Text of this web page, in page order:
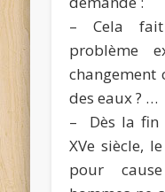
– Cela
problème
changement
des eaux ? …
– Dès la fin
XVe siècle,
pour cause